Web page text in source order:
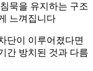
묵을 유지하는 구조
느껴집니다
단이 이루어졌다면
간 방치된 것과 다름